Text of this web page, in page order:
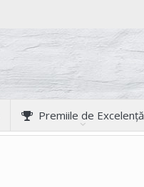
Premiile de Excelență